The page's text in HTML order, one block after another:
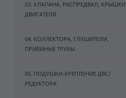
03. КЛАПАНА, РАСПРЕДВАЛ, КРЫШКИ
ДВИГАТЕЛЯ
04. КОЛЛЕКТОРА, ГЛУШИТЕЛИ,
ПРИЕМНЫЕ ТРУБЫ
05. ПОДУШКИ-КРЕПЛЕНИЕ ДВС/
РЕДУКТОРА